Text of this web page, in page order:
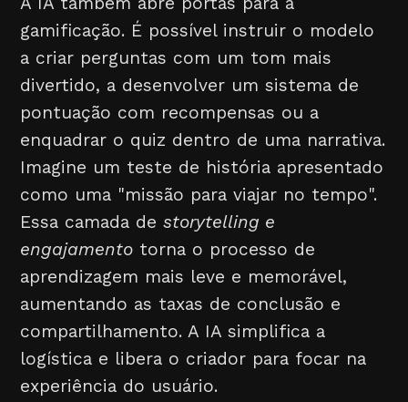
gamificação. É possível instruir o modelo
a criar perguntas com um tom mais
divertido, a desenvolver um sistema de
pontuação com recompensas ou a
enquadrar o quiz dentro de uma narrativa.
Imagine um teste de história apresentado
como uma "missão para viajar no tempo".
Essa camada destorytelling e
engajamento torna o processo de
aprendizagem mais leve e memorável,
aumentando as taxas de conclusão e
compartilhamento. A IA simplifica a
logística e libera o criador para focar na
experiência do usuário.